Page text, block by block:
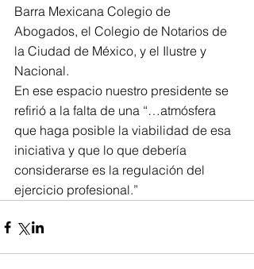
Barra Mexicana Colegio de
Abogados, el Colegio de Notarios de
la Ciudad de México, y el Ilustre y
Nacional.
En ese espacio nuestro presidente se
refirió a la falta de una “…atmósfera
que haga posible la viabilidad de esa
iniciativa y que lo que debería
considerarse es la regulación del
ejercicio profesional.”